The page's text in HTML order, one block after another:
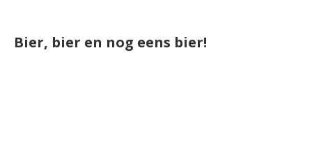
Bier, bier en nog eens bier!